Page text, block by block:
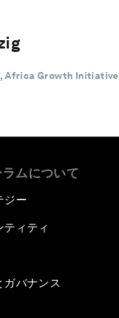
Africa Growth Initiative
ムについて
ジー
ィティ
ガバナンス